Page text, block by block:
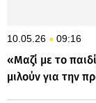
10.05.26 09:16
«Μαζί με το
μιλούν για την